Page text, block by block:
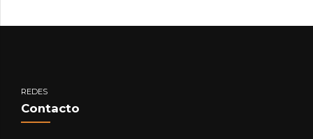
REDES
Contacto